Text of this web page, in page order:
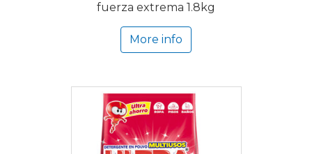
fuerza extrema 1.8kg
More info